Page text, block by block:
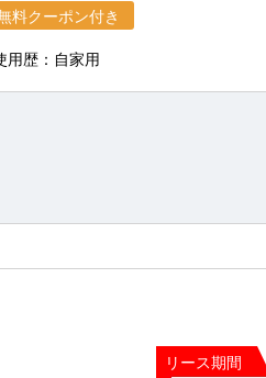
料クーポン付き
用歴：自家用
リース期間